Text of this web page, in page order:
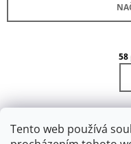
Tento web používá
58